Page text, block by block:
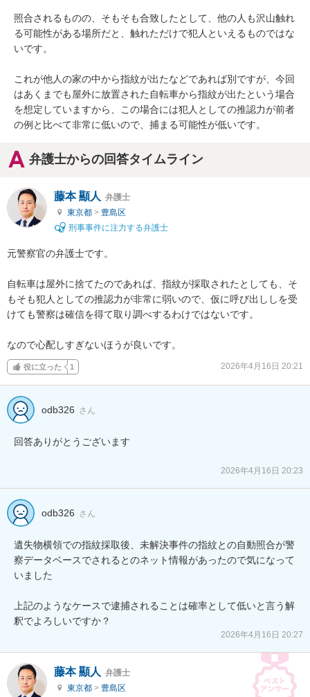
照合されるものの、そもそも合致したとして、他の人も沢山触れ
る可能性がある場所だと、触れただけで犯人といえるものではな
いです。
これが他人の家の中から指紋が出たなどであれば別ですが、今回
はあくまでも屋外に放置された自転車から指紋が出たという場合
を想定していますから、この場合には犯人としての推認力が前者
の例と比べて非常に低いので、捕まる可能性が低いです。
弁護士からの回答タイムライン
藤本 顯人 弁護士
東京都 > 豊島区
刑事事件に注力する弁護士
元警察官の弁護士です。
自転車は屋外に捨てたのであれば、指紋が採取されたとしても、そ
もそも犯人としての推認力が非常に弱いので、仮に呼び出ししを受
けても警察は確信を得て取り調べするわけではないです。
なので心配しすぎないほうが良いです。
役に立った 1 2026年4月16日 20:21
odb326 さん
回答ありがとうございます
2026年4月16日 20:23
odb326 さん
遺失物横領での指紋採取後、未解決事件の指紋との自動照合が警
察データベースでされるとのネット情報があったので気になって
いました
上記のようなケースで逮捕されることは確率として低いと言う解
釈でよろしいですか？
2026年4月16日 20:27
藤本 顯人 弁護士
東京都 > 豊島区